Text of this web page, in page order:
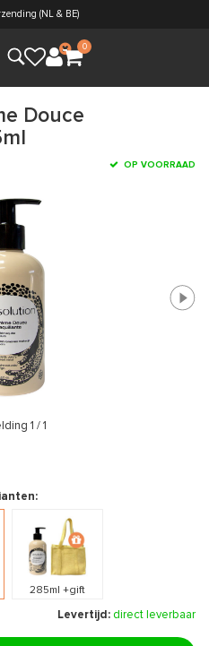
(NL & BE)
0
Douce
OP VOORRAAD
1 / 1
285ml +gift
Levertijd: direct leverbaar